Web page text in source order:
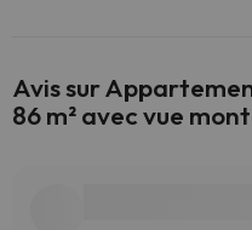
Avis sur
86 m² avec vue